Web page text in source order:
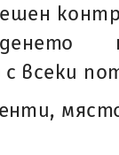
всеки